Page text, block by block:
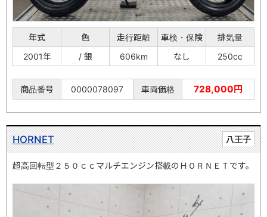
年式 色 走行距離 車検・保険
排気量
2001年
/ 銀 606km なし 250cc
商品番号 0000078097 車両価格 728,000円
八王子
HORNET
超高回転型２５０ｃｃマルチエンジン搭載のＨＯＲＮＥＴです。